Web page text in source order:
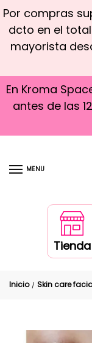
Por compras
dcto en el
mayorista
En Kroma
antes de las
MENU
Tienda
Inicio / Skin care